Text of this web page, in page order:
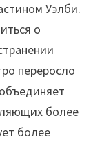
Уэлби.
о
переросло
более
более